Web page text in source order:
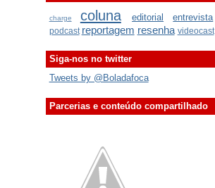
charge coluna editorial entrevista
podcast reportagem resenha videocast
Siga-nos no twitter
Tweets by @Boladafoca
Parcerias e conteúdo compartilhado